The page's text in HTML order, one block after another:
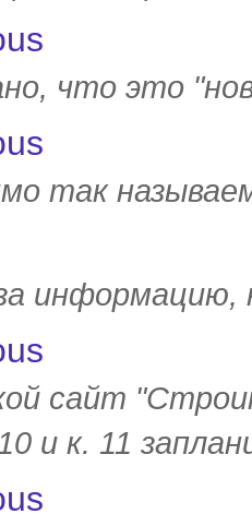
что это
так
сайт
и к. 11